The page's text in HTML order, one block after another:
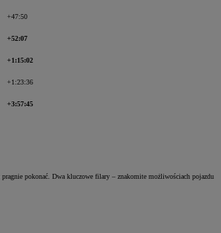
+47:50
+52:07
+1:15:02
+1:23:36
+3:57:45
pokonać. Dwa kluczowe filary – znakomite możliwościach pojazdu